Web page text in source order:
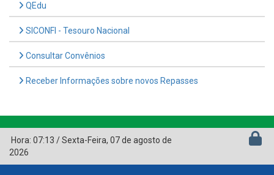
QEdu
SICONFI - Tesouro Nacional
Consultar Convênios
Receber Informações sobre novos Repasses
Hora: 07:13 /Sexta-Feira, 07 de agosto de
2026